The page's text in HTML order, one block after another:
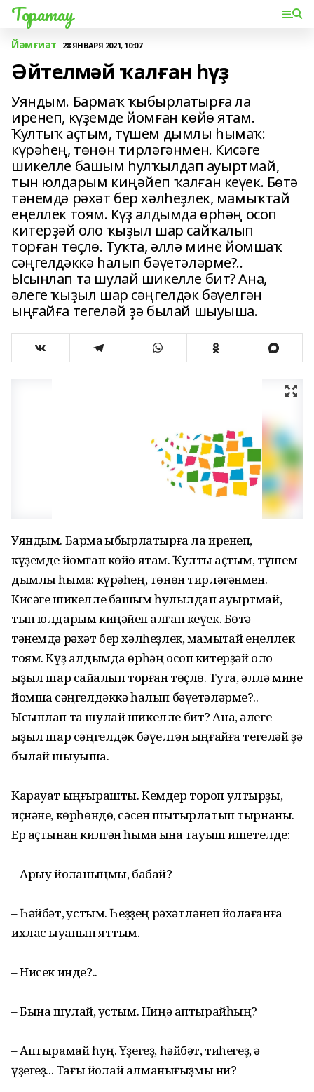
Торатау
Йәмғиәт 28 ЯНВАРЯ 2021, 10:07
Әйтелмәй ҡалған һүҙ
Уяндым. Бармаҡ ҡыбырлатырға ла
иренеп, күҙемде йомған көйө ятам.
Ҡултыҡ аҫтым, түшем дымлы һымаҡ:
күрәһең, төнөн тирләгәнмен. Кисәге
шикелле башым һулҡылдап ауыртмай,
тын юлдарым киңәйеп ҡалған кеүек. Бөтә
тәнемдә рәхәт бер хәлһеҙлек, мамыҡтай
еңеллек тоям. Күҙ алдымда өрһәң осоп
китерҙәй оло ҡыҙыл шар сайҡалып
торған төҫлө. Туҡта, әллә мине йомшаҡ
сәңгелдәккә һалып бәүе­тәләрме?..
Ысынлап та шулай шикелле бит? Ана,
әлеге ҡыҙыл шар сәңгелдәк бәүел­гән
ыңғайға тегеләй ҙә былай шыуыша.
Уяндым. Бармаҡ ҡыбырлатырға ла иренеп,
күҙемде йомған көйө ятам. Ҡултыҡ аҫтым, түшем
дымлы һымаҡ: күрәһең, төнөн тирләгәнмен.
Кисәге шикелле башым һулҡылдап ауыртмай,
тын юлдарым киңәйеп ҡалған кеүек. Бөтә
тәнемдә рәхәт бер хәлһеҙлек, мамыҡтай еңеллек
тоям. Күҙ алдымда өрһәң осоп китерҙәй оло
ҡыҙыл шар сайҡалып торған төҫлө. Туҡта, әллә мине
йомшаҡ сәңгелдәккә һалып бәүе­тәләрме?..
Ысынлап та шулай шикелле бит? Ана, әлеге
ҡыҙыл шар сәңгелдәк бәүел­гән ыңғайға тегеләй ҙә
былай шыуыша.
Карауат ыңғырашты. Кемдер тороп ултырҙы,
иҫнәне, көрһөндө, сәсен шытырлатып тырнаны.
Ер аҫтынан килгән һымаҡ ҡына тауыш ишетелде:
– Арыу йоҡланыңмы, бабай?
– Һәйбәт, ҡустым. Һеҙҙең рәхәтлә­неп йоҡлағанға
ихлас ҡыуанып яттым.
– Нисек инде?..
– Бына шулай, ҡустым. Ниңә апты­райһың?
– Аптырамай һуң. Үҙегеҙ, һәйбәт, тиһегеҙ, ә
үҙегеҙ... Тағы йоҡлай алма­нығыҙмы ни?